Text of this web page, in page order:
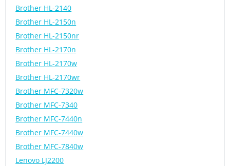
Brother HL-2140
Brother HL-2150n
Brother HL-2150nr
Brother HL-2170n
Brother HL-2170w
Brother HL-2170wr
Brother MFC-7320w
Brother MFC-7340
Brother MFC-7440n
Brother MFC-7440w
Brother MFC-7840w
Lenovo LJ2200